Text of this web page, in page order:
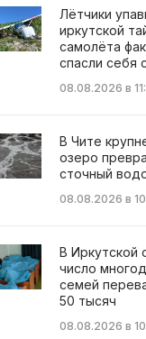
Лётчики
иркутской
самолёта
спасли себя
08.08.2026 в
В Чите
озеро
сточный
08.08.2026 в
В Иркутской
число
семей
50 тысяч
08.08.2026 в